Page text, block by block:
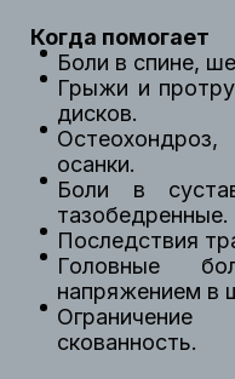
Когда помогает
Боли в спине,
Грыжи и
дисков.
Остеохондроз,
осанки.
Боли в
тазобедренные.
Последствия
Головные
напряжением в
скованность.